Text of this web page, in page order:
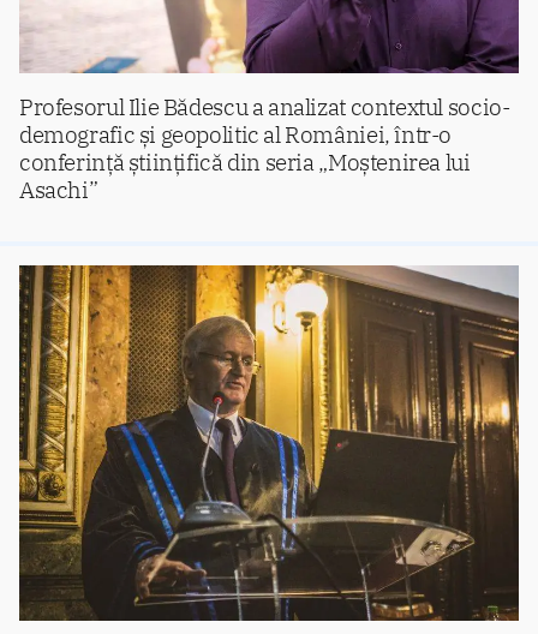
Profesorul Ilie Bădescu a analizat contextul socio-
demografic și geopolitic al României, într-o
conferință științifică din seria „Moștenirea lui
Asachi”